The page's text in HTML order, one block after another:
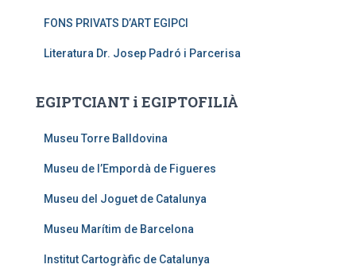
FONS PRIVATS D’ART EGIPCI
Literatura Dr. Josep Padró i Parcerisa
EGIPTCIANT i EGIPTOFILIÀ
Museu Torre Balldovina
Museu de l’Empordà de Figueres
Museu del Joguet de Catalunya
Museu Marítim de Barcelona
Institut Cartogràfic de Catalunya